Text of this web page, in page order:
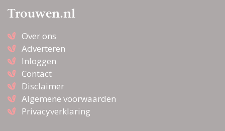
Trouwen.nl
Over ons
Adverteren
Inloggen
Contact
Disclaimer
Algemene voorwaarden
Privacyverklaring